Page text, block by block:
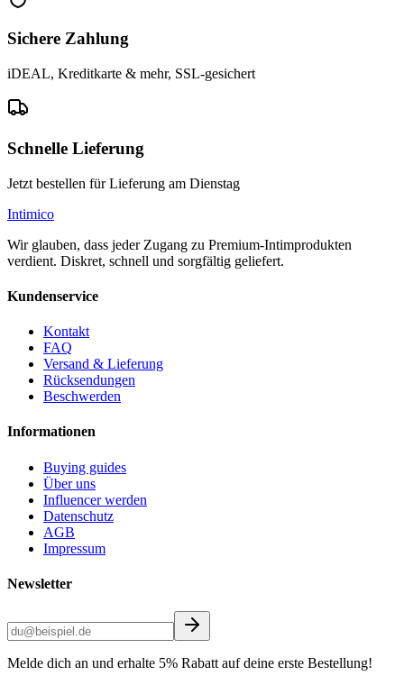
Sichere Zahlung
iDEAL, Kreditkarte & mehr, SSL-gesichert
Schnelle Lieferung
Jetzt bestellen für Lieferung am Dienstag
Intimico
Wir glauben, dass jeder Zugang zu Premium-Intimprodukten
verdient. Diskret, schnell und sorgfältig geliefert.
Kundenservice
Kontakt
FAQ
Versand & Lieferung
Rücksendungen
Beschwerden
Informationen
Buying guides
Über uns
Influencer werden
Datenschutz
AGB
Impressum
Newsletter
Melde dich an und erhalte 5% Rabatt auf deine erste Bestellung!